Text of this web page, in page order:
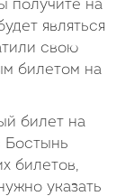
получите на
являться
свою
билетом на
билет на
Бостынь
билетов,
указать